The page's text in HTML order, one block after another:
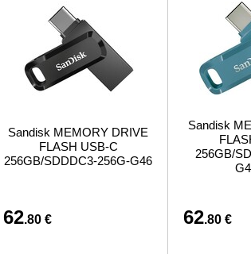
Sandisk MEMORY DRIVE
FLASH USB-C
256GB/SDDDC3-256G-G46
62.80 €
Sandisk
256GB/
62.80 €